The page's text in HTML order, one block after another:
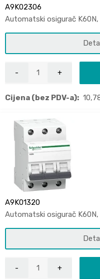
A9K02306
Automatski osigurač K60N,
Cijena (bez PDV-a):
A9K01320
Automatski osigurač